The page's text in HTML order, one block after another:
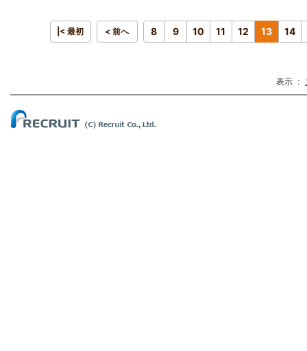
|< 最初 < 前へ 8 9 10 11 12 13 14
表示 ：